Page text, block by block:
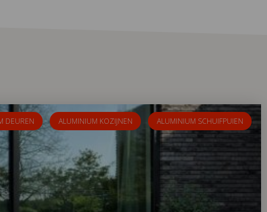
DEUREN ALUMINIUM KOZIJNEN ALUMINIUM SCHUIFPUIEN